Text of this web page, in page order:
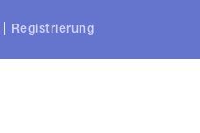
Registrierung